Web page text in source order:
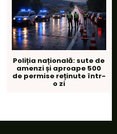
Poliția națională: sute de
amenzi și aproape 500
de permise reținute într-
o zi